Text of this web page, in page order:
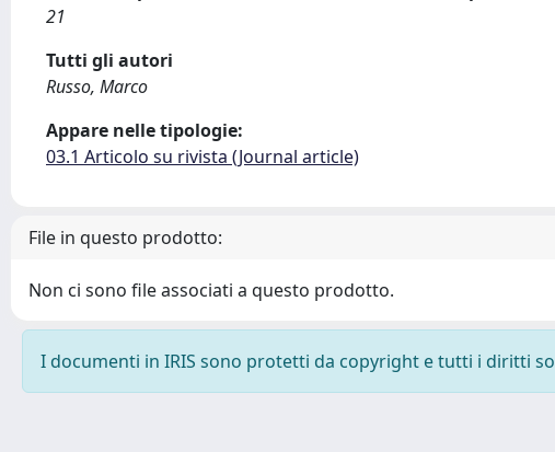
21
Tutti gli autori
Russo, Marco
Appare nelle tipologie:
03.1 Articolo su rivista (Journal article)
File in questo prodotto:
Non ci sono file associati a questo prodotto.
I documenti in IRIS sono protetti da copyright e tutti i diritti